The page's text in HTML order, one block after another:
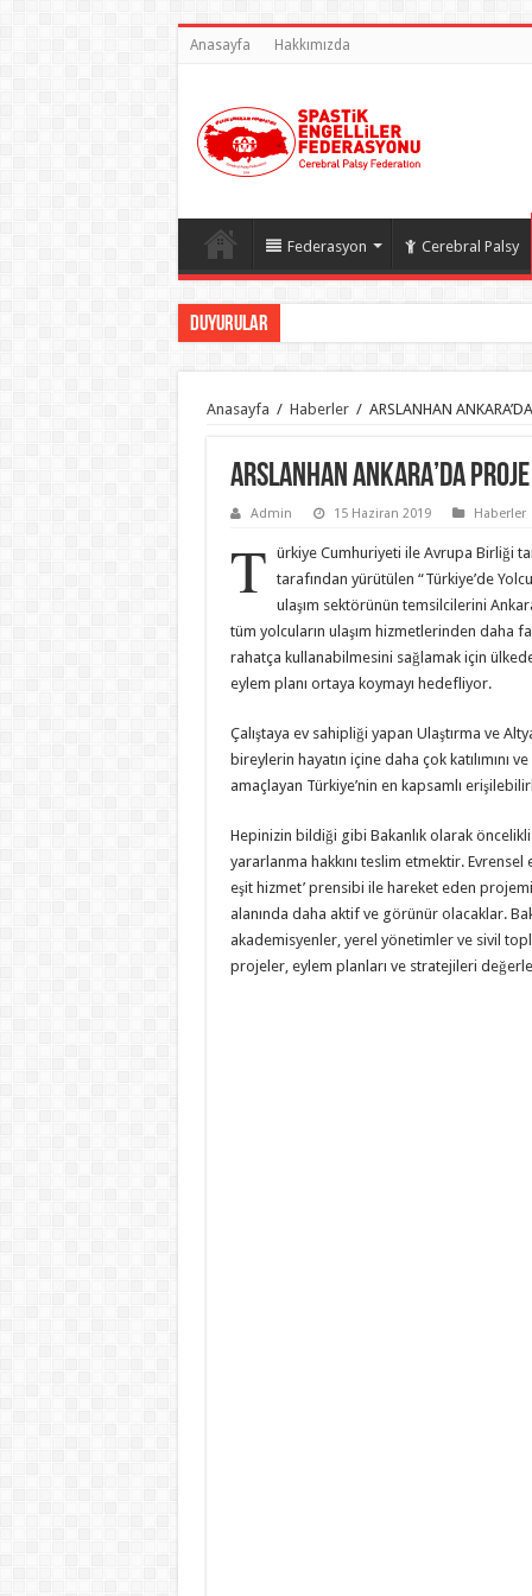
Anasayfa Hakkımızda
Federasyon Cerebral Palsy
Duyurular
Anasayfa / Haberler / ARSLANHAN
ARSLANHAN ANKARA’DA
Admin 15 Haziran 2019 Haberler
T ürkiye Cumhuriyeti ile Avrupa Birliği
tarafından yürütülen “Türkiye’de
ulaşım sektörünün temsilcilerini
tüm yolcuların ulaşım hizmetlerinden daha
rahatça kullanabilmesini sağlamak için
eylem planı ortaya koymayı hedefliyor.
Çalıştaya ev sahipliği yapan Ulaştırma ve
bireylerin hayatın içine daha çok katılımını
amaçlayan Türkiye’nin en kapsamlı
Hepinizin bildiği gibi Bakanlık olarak
yararlanma hakkını teslim etmektir.
eşit hizmet’ prensibi ile hareket eden
alanında daha aktif ve görünür olacaklar.
akademisyenler, yerel yönetimler ve sivil
projeler, eylem planları ve stratejileri